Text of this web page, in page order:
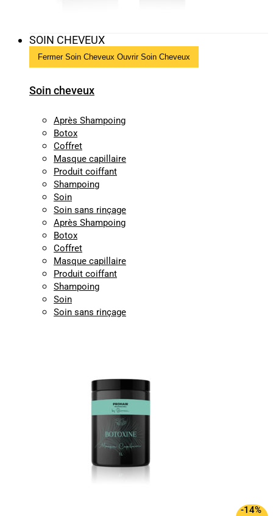
SOIN CHEVEUX
Fermer Soin Cheveux Ouvrir Soin Cheveux
Soin cheveux
Après Shampoing
Botox
Coffret
Masque capillaire
Produit coiffant
Shampoing
Soin
Soin sans rinçage
Après Shampoing
Botox
Coffret
Masque capillaire
Produit coiffant
Shampoing
Soin
Soin sans rinçage
-14%